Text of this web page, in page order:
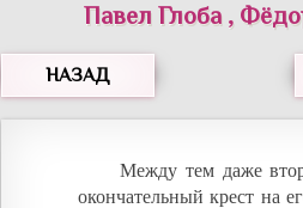
Павел Глоба ,
НАЗАД
Между тем даже
окончательный крест на